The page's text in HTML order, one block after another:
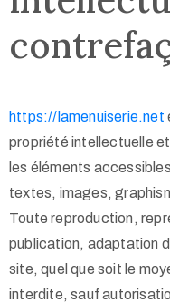
https://lamenuiserie.net
propriété intellectuelle
les éléments
textes, images,
Toute reproduction,
publication, adaptation
site, quel que soit le
interdite, sauf